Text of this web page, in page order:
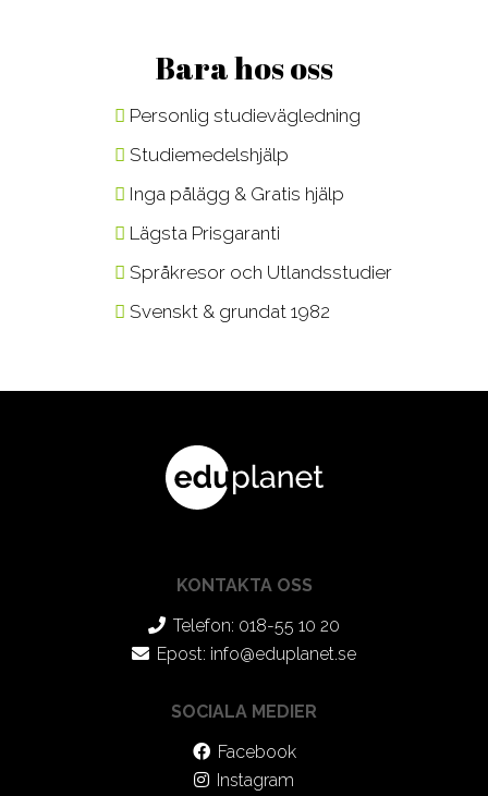
Bara hos oss
Personlig studievägledning
Studiemedelshjälp
Inga pålägg & Gratis hjälp
Lägsta Prisgaranti
Språkresor och Utlandsstudier
Svenskt & grundat 1982
KONTAKTA OSS
Telefon: 018-55 10 20
Epost: info@eduplanet.se
SOCIALA MEDIER
Facebook
Instagram